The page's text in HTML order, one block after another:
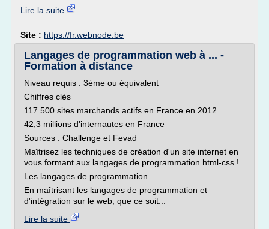
Lire la suite
Site : https://fr.webnode.be
Langages de programmation web à ... -
Formation à distance
Niveau requis : 3ème ou équivalent
Chiffres clés
117 500 sites marchands actifs en France en 2012
42,3 millions d'internautes en France
Sources : Challenge et Fevad
Maîtrisez les techniques de création d'un site internet en
vous formant aux langages de programmation html-css !
Les langages de programmation
En maîtrisant les langages de programmation et
d'intégration sur le web, que ce soit...
Lire la suite